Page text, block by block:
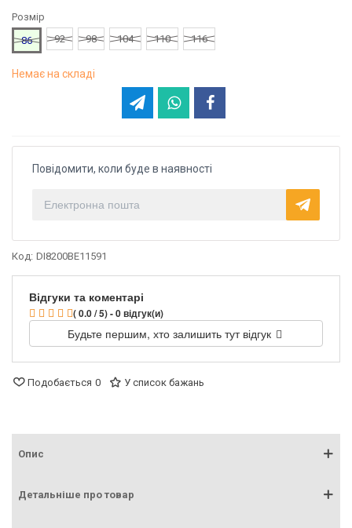
Розмір
86
92 98 104 110 116
Немає на складі
Повідомити, коли буде в наявності
Код: DI8200BE11591
Відгуки та коментарі
( 0.0 / 5) - 0 відгук(и)
Будьте першим, хто залишить тут відгук
Подобається 0 У список бажань
Опис
Детальніше про товар